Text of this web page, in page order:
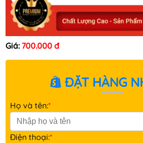
Giá: 700.000 đ
ĐẶT HÀNG
Họ và tên:*
Điện thoại:*